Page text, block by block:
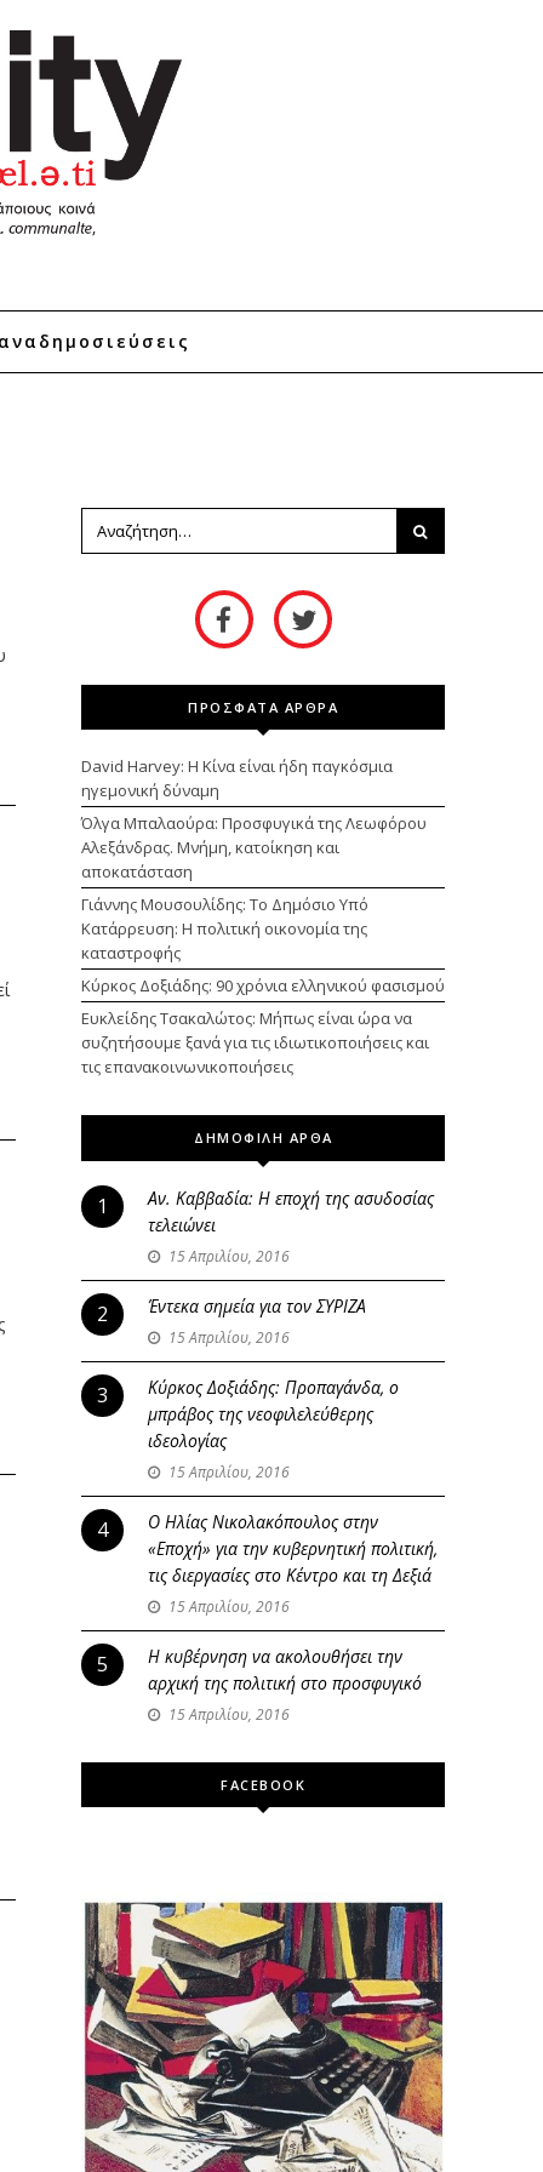
ΠΡΟΣΦΑΤΑ ΑΡΘΡΑ
David Harvey: Η Κίνα είναι ήδη παγκόσμια
ηγεμονική δύναμη
Όλγα Μπαλαούρα: Προσφυγικά της Λεωφόρου
Αλεξάνδρας. Μνήμη, κατοίκηση και
αποκατάσταση
Γιάννης Μουσουλίδης: Το Δημόσιο Υπό
Κατάρρευση: Η πολιτική οικονομία της
καταστροφής
Κύρκος Δοξιάδης: 90 χρόνια ελληνικού φασισμού
Ευκλείδης Τσακαλώτος: Μήπως είναι ώρα να
συζητήσουμε ξανά για τις ιδιωτικοποιήσεις και
τις επανακοινωνικοποιήσεις
ΔΗΜΟΦΙΛΗ ΑΡΘΑ
1
Αν. Καββαδία: Η εποχή της ασυδοσίας
τελειώνει
15 Απριλίου, 2016
2 Έντεκα σημεία για τον ΣΥΡΙΖΑ
15 Απριλίου, 2016
3
Κύρκος Δοξιάδης: Προπαγάνδα, ο
μπράβος της νεοφιλελεύθερης
ιδεολογίας
15 Απριλίου, 2016
4
Ο Ηλίας Νικολακόπουλος στην
«Εποχή» για την κυβερνητική πολιτική,
τις διεργασίες στο Κέντρο και τη Δεξιά
15 Απριλίου, 2016
5
Η κυβέρνηση να ακολουθήσει την
αρχική της πολιτική στο προσφυγικό
15 Απριλίου, 2016
FACEBOOK